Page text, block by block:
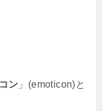
ン 」(emoticon)と